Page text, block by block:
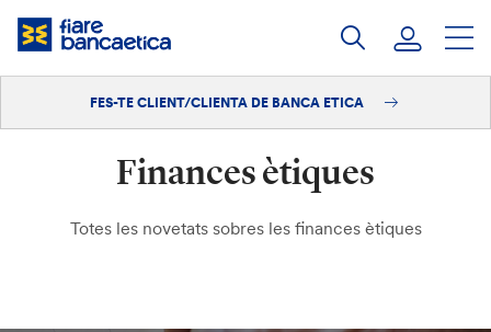
Salta
Iniciar sessió
Fes-te'n client/clienta
FES-TE CLIENT/CLIENTA DE BANCA ETICA
Finances ètiques
Totes les novetats sobres les finances ètiques